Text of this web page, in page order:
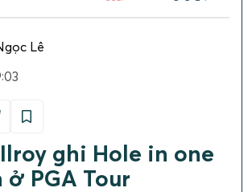
Lê
ghi Hole in one
PGA Tour